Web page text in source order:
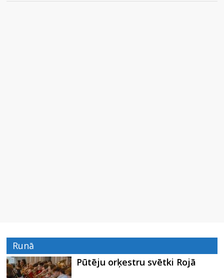
Runā
Pūtēju orķestru svētki Rojā